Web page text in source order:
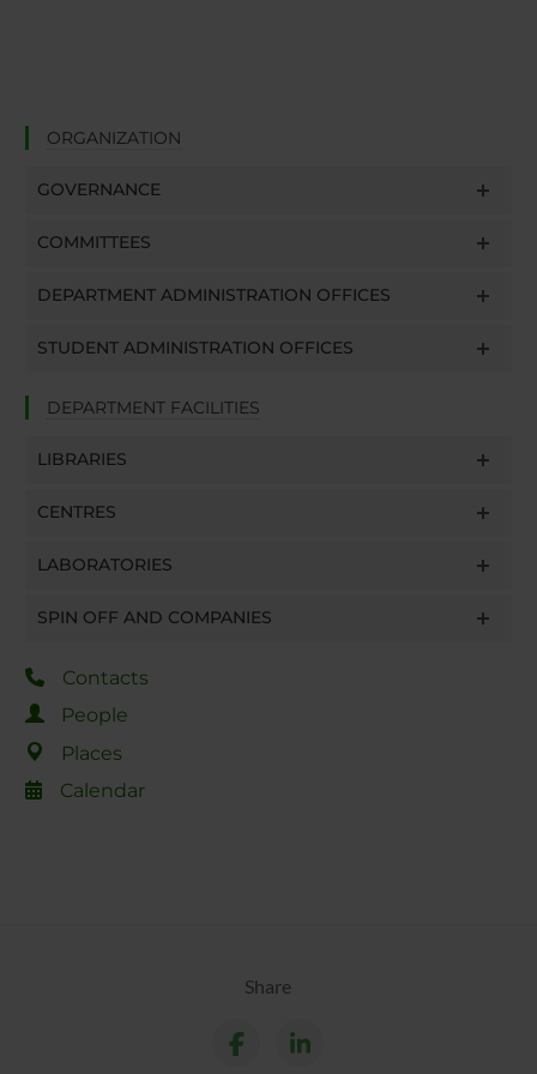
ORGANIZATION
GOVERNANCE
COMMITTEES
DEPARTMENT ADMINISTRATION OFFICES
STUDENT ADMINISTRATION OFFICES
DEPARTMENT FACILITIES
LIBRARIES
CENTRES
LABORATORIES
SPIN OFF AND COMPANIES
Contacts
People
Places
Calendar
Share